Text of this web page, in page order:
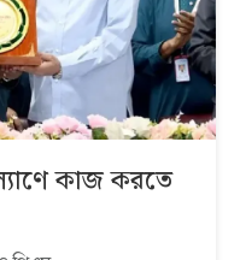
কাজ করতে